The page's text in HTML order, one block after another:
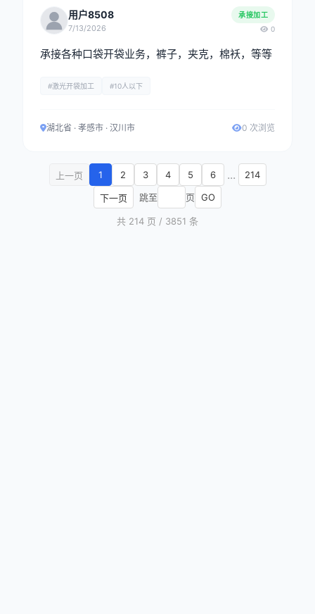
用户8508
7/13/2026
承接加工
0
承接各种口袋开袋业务，裤子，夹克，棉袄，等等
#激光开袋加工 #10人以下
湖北省 · 孝感市 · 汉川市 0 次浏览
上一页 1 2 3 4 5 6 ... 214
下一页 跳至 页 GO
共 214 页 / 3851 条